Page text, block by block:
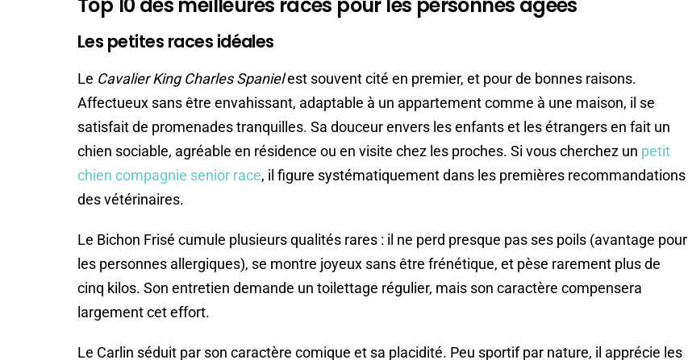
Top 10 des meilleures races pour les personnes âgées
Les petites races idéales
Le Cavalier King Charles Spanielest souvent cité en premier, et pour de bonnes raisons.
Affectueux sans être envahissant, adaptable à un appartement comme à une maison, il se
satisfait de promenades tranquilles. Sa douceur envers les enfants et les étrangers en fait un
chien sociable, agréable en résidence ou en visite chez les proches. Si vous cherchez un petit
chien compagnie senior race, il figure systématiquement dans les premières recommandations
des vétérinaires.
Le Bichon Frisé cumule plusieurs qualités rares : il ne perd presque pas ses poils (avantage pour
les personnes allergiques), se montre joyeux sans être frénétique, et pèse rarement plus de
cinq kilos. Son entretien demande un toilettage régulier, mais son caractère compensera
largement cet effort.
Le Carlin séduit par son caractère comique et sa placidité. Peu sportif par nature, il apprécie les